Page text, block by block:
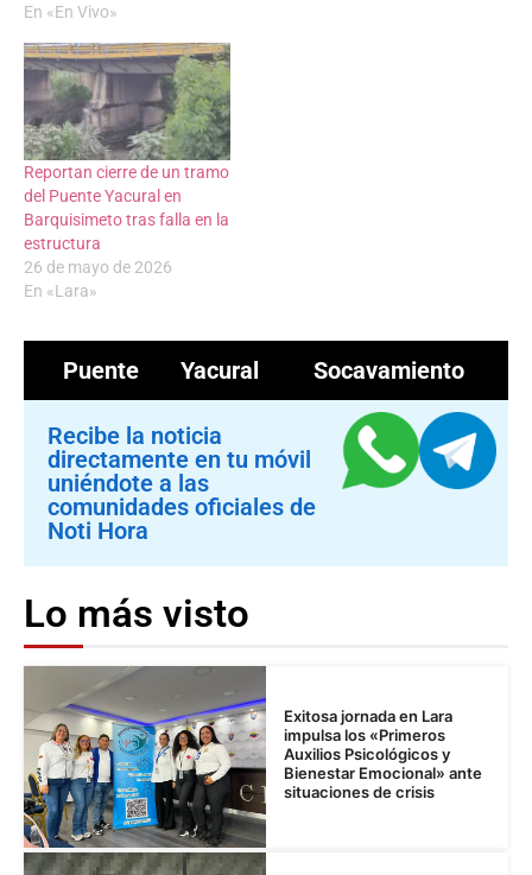
En «En Vivo»
Reportan cierre de un tramo
del Puente Yacural en
Barquisimeto tras falla en la
estructura
26 de mayo de 2026
En «Lara»
Puente Yacural Socavamiento
Recibe la noticia
directamente en tu móvil
uniéndote a las
comunidades oficiales de
Noti Hora
Lo más visto
Exitosa jornada en Lara
impulsa los «Primeros
Auxilios Psicológicos y
Bienestar Emocional» ante
situaciones de crisis